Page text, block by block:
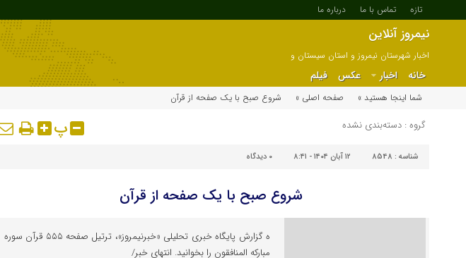
تازه تماس با ما درباره ما
نیمروز آنلاین
اخبار شهرستان نیمروز و استان سیستان و
بلوچستان
خانه اخبار عکس فیلم
شما اینجا هستید »
صفحه اصلی » شروع صبح با یک صفحه از قرآن
گروه : دسته‌بندی نشده پ
شناسه : 8548 ۱۲ آبان ۱۴۰۴ - ۸:۴۱ ۰ دیدگاه
شروع صبح با یک صفحه از قرآن
ه گزارش پایگاه خبری تحلیلی «خبرنیمروز»، ترتیل صفحه ۵۵۵ قرآن سوره
مبارکه المنافقون را بخوانید. انتهای خبر/